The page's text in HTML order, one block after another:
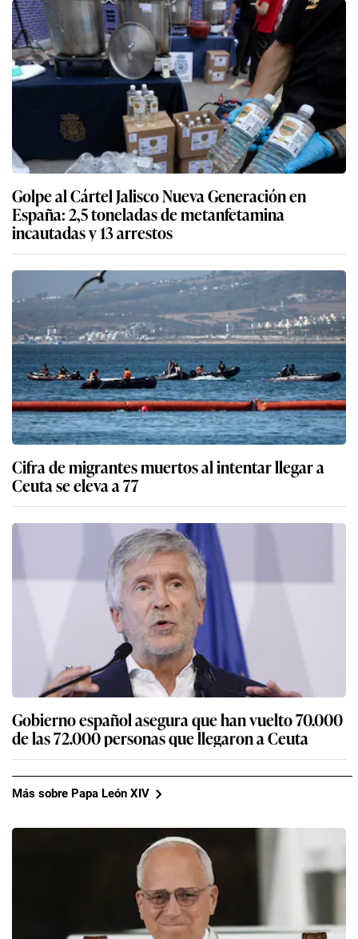
Golpe al Cártel Jalisco Nueva Generación en
España: 2,5 toneladas de metanfetamina
incautadas y 13 arrestos
Cifra de migrantes muertos al intentar llegar a
Ceuta se eleva a 77
Gobierno español asegura que han vuelto 70.000
de las 72.000 personas que llegaron a Ceuta
Más sobre Papa León XIV